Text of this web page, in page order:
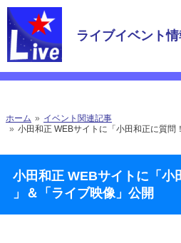
ライブイベント
ホーム
イベント関連記事
小田和正 WEBサイトに「小田和正に質問
小田和正 WEBサイトに「小
」＆「ライブ映像」公開